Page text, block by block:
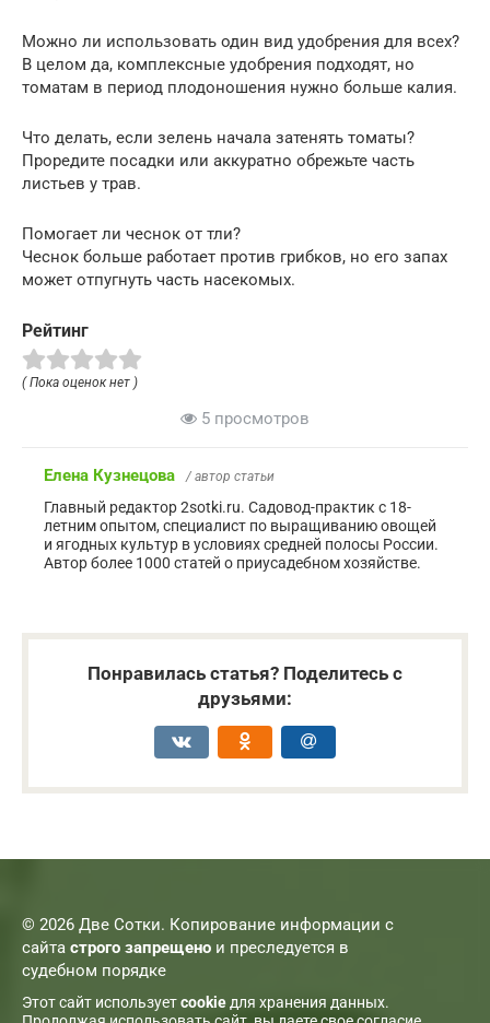
Можно ли использовать один вид удобрения для всех?
В целом да, комплексные удобрения подходят, но
томатам в период плодоношения нужно больше калия.
Что делать, если зелень начала затенять томаты?
Проредите посадки или аккуратно обрежьте часть
листьев у трав.
Помогает ли чеснок от тли?
Чеснок больше работает против грибков, но его запах
может отпугнуть часть насекомых.
Рейтинг
( Пока оценок нет )
5 просмотров
Елена Кузнецова / автор статьи
Главный редактор 2sotki.ru. Садовод-практик с 18-
летним опытом, специалист по выращиванию овощей
и ягодных культур в условиях средней полосы России.
Автор более 1000 статей о приусадебном хозяйстве.
Понравилась статья? Поделитесь с
друзьями:
© 2026 Две Сотки. Копирование информации с
сайта строго запрещено и преследуется в
судебном порядке
Этот сайт используетcookie для хранения данных.